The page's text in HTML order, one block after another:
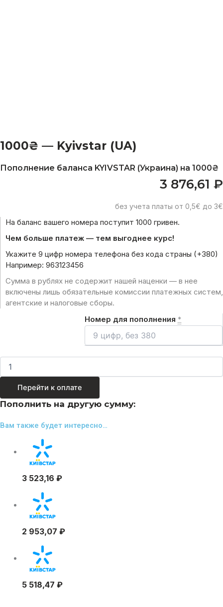
1000₴ — Kyivstar (UA)
Пополнение баланса KYIVSTAR (Украина) на 1000₴
3 876,61 ₽
без учета платы от 0,5€ до 3€
На баланс вашего номера поступит 1000 гривен.
Чем больше платеж — тем выгоднее курс!
Укажите 9 цифр номера телефона без кода страны (+380)
Например: 963123456
Сумма в рублях не содержит нашей наценки — в нее
включены лишь обязательные комиссии платежных систем,
агентские и налоговые сборы.
Номер для пополнения *
Перейти к оплате
Пополнить на другую сумму:
Вам также будет интересно…
3 523,16 ₽
2 953,07 ₽
5 518,47 ₽